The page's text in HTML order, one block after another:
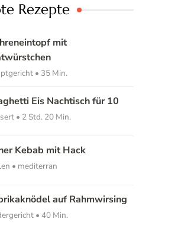
Rezepte
mit
• 35 Min.
Eis Nachtisch für 10
• 2 Std. 20 Min.
Kebab mit Hack
• mediterran
auf Rahmwirsing
• 40 Min.